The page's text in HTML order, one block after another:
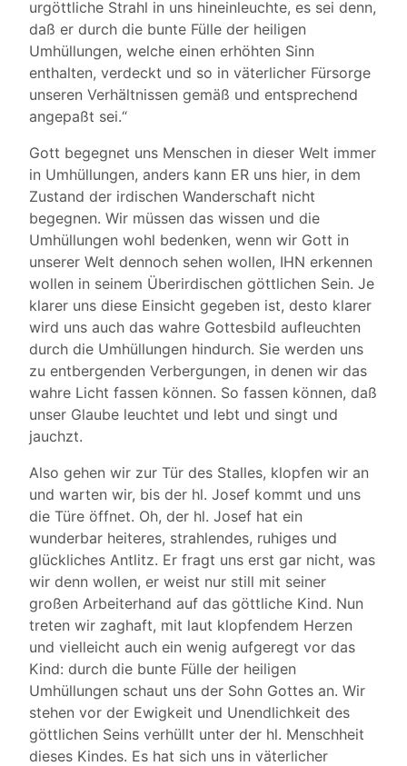
urgöttliche Strahl in uns hineinleuchte, es sei denn,
daß er durch die bunte Fülle der heiligen
Umhüllungen, welche einen erhöhten Sinn
enthalten, verdeckt und so in väterlicher Fürsorge
unseren Verhältnissen gemäß und entsprechend
angepaßt sei.“
Gott begegnet uns Menschen in dieser Welt immer
in Umhüllungen, anders kann ER uns hier, in dem
Zustand der irdischen Wanderschaft nicht
begegnen. Wir müssen das wissen und die
Umhüllungen wohl bedenken, wenn wir Gott in
unserer Welt dennoch sehen wollen, IHN erkennen
wollen in seinem Überirdischen göttlichen Sein. Je
klarer uns diese Einsicht gegeben ist, desto klarer
wird uns auch das wahre Gottesbild aufleuchten
durch die Umhüllungen hindurch. Sie werden uns
zu entbergenden Verbergungen, in denen wir das
wahre Licht fassen können. So fassen können, daß
unser Glaube leuchtet und lebt und singt und
jauchzt.
Also gehen wir zur Tür des Stalles, klopfen wir an
und warten wir, bis der hl. Josef kommt und uns
die Türe öffnet. Oh, der hl. Josef hat ein
wunderbar heiteres, strahlendes, ruhiges und
glückliches Antlitz. Er fragt uns erst gar nicht, was
wir denn wollen, er weist nur still mit seiner
großen Arbeiterhand auf das göttliche Kind. Nun
treten wir zaghaft, mit laut klopfendem Herzen
und vielleicht auch ein wenig aufgeregt vor das
Kind: durch die bunte Fülle der heiligen
Umhüllungen schaut uns der Sohn Gottes an. Wir
stehen vor der Ewigkeit und Unendlichkeit des
göttlichen Seins verhüllt unter der hl. Menschheit
dieses Kindes. Es hat sich uns in väterlicher